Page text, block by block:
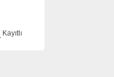
Kayıtlı